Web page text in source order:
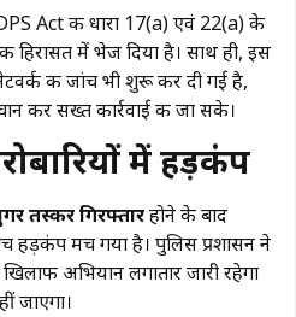
Act की धारा 17(a) एवं 22(a) के
हिरासत में भेज दिया है। साथ ही, इस
की जांच भी शुरू कर दी गई है,
कर सख्त कार्रवाई की जा सके।
में हड़कंप
तस्कर गिरफ्तारहोने के बाद
हड़कंप मच गया है। पुलिस प्रशासन ने
अभियान लगातार जारी रहेगा
जाएगा।